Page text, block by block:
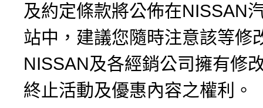
及約定條款將公佈在NISSAN
站中，建議您隨時注意該等修
NISSAN及各經銷公司擁有修
終止活動及優惠內容之權利。